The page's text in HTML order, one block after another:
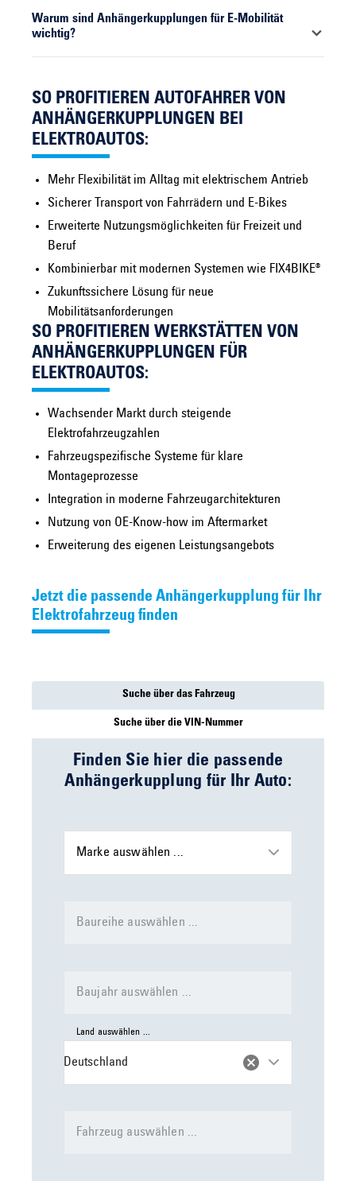
Eine Vielzahl moderner Elektrofahrzeuge ist bereits für
Anhängerkupplungen ausgelegt oder kann entsprechend
Warum sind Anhängerkupplungen für E-Mobilität
wichtig?
Elektrofahrzeugs erheblich. Ob Fahrradtransport,
Gepäcklösung oder Anhängerbetrieb: Die
Anhängerkupplung von ORIS sorgt dafür, dass das
Fahrzeug im Alltag vielseitig einsetzbar bleibt.
SO PROFITIEREN AUTOFAHRER VON
ANHÄNGERKUPPLUNGEN BEI
ELEKTROAUTOS:
Mehr Flexibilität im Alltag mit elektrischem Antrieb
Sicherer Transport von Fahrrädern und E-Bikes
Erweiterte Nutzungsmöglichkeiten für Freizeit und
Beruf
Kombinierbar mit modernen Systemen wie FIX4BIKE®
Zukunftssichere Lösung für neue
Mobilitätsanforderungen
SO PROFITIEREN WERKSTÄTTEN VON
ANHÄNGERKUPPLUNGEN FÜR
ELEKTROAUTOS:
Wachsender Markt durch steigende
Elektrofahrzeugzahlen
Fahrzeugspezifische Systeme für klare
Montageprozesse
Integration in moderne Fahrzeugarchitekturen
Nutzung von OE-Know-how im Aftermarket
Erweiterung des eigenen Leistungsangebots
Jetzt die passende Anhängerkupplung für Ihr
Elektrofahrzeug finden
Suche über das Fahrzeug
Suche über die VIN-Nummer
Finden Sie hier die passende
Anhängerkupplung für Ihr Auto:
Marke auswählen ...
Baureihe auswählen ...
Baujahr auswählen ...
Deutschland
Land auswählen ...
Fahrzeug auswählen ...